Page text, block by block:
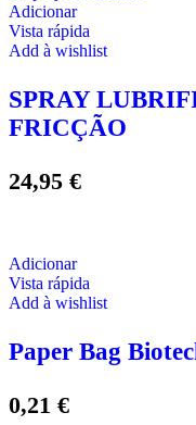
Adicionar
Vista rápida
Add à wishlist
SPRAY
FRICÇÃO
24,95 €
Adicionar
Vista rápida
Add à wishlist
Paper Bag
0,21 €